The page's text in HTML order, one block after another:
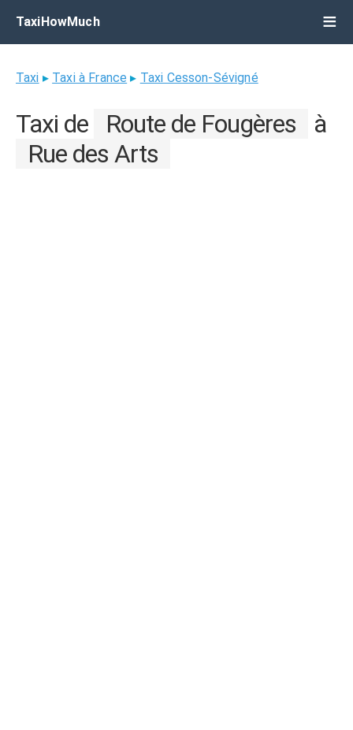
TaxiHowMuch
Taxi ▸ Taxi à France ▸ Taxi Cesson-Sévigné
Taxi de Route de Fougères
à
Rue des Arts